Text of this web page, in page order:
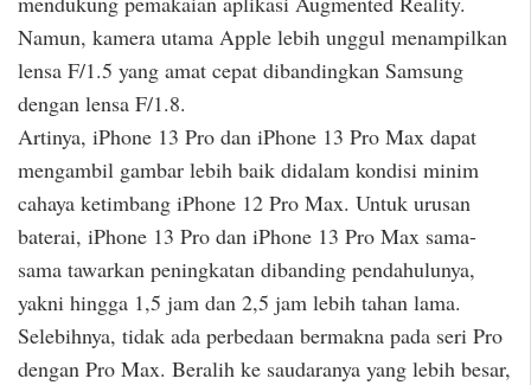
Namun, kamera utama Apple lebih unggul menampilkan
lensa F/1.5 yang amat cepat dibandingkan Samsung
dengan lensa F/1.8.
Artinya, iPhone 13 Pro dan iPhone 13 Pro Max dapat
mengambil gambar lebih baik didalam kondisi minim
cahaya ketimbang iPhone 12 Pro Max. Untuk urusan
baterai, iPhone 13 Pro dan iPhone 13 Pro Max sama-
sama tawarkan peningkatan dibanding pendahulunya,
yakni hingga 1,5 jam dan 2,5 jam lebih tahan lama.
Selebihnya, tidak ada perbedaan bermakna pada seri Pro
dengan Pro Max. Beralih ke saudaranya yang lebih besar,